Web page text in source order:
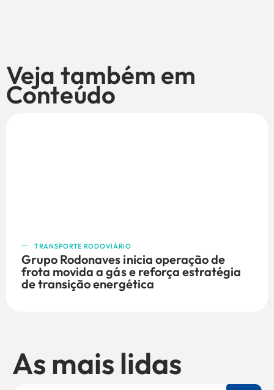
Veja também em
Conteúdo
TRANSPORTE RODOVIÁRIO
Grupo Rodonaves inicia operação de
frota movida a gás e reforça estratégia
de transição energética
As mais lidas